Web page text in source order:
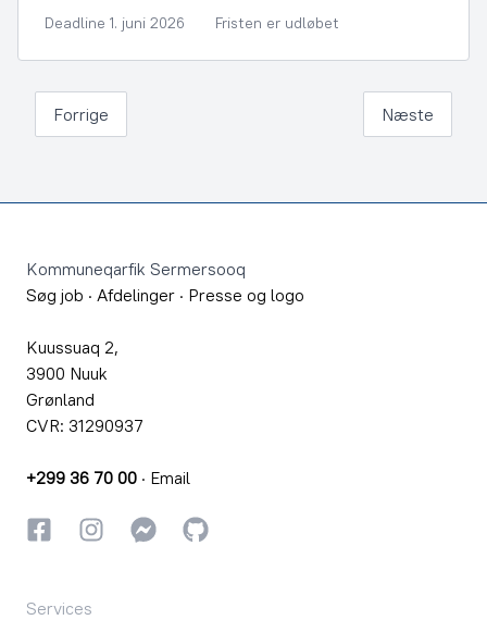
Deadline 1. juni 2026 Fristen er udløbet
Forrige Næste
Kommuneqarfik Sermersooq
Søg job · Afdelinger · Presse og logo
Kuussuaq 2,
3900 Nuuk
Grønland
CVR: 31290937
+299 36 70 00 · Email
FacebookInstagramInstagram
GitHub
Services